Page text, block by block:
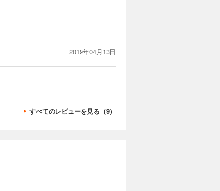
2019年04月13日
すべてのレビューを見る（9）